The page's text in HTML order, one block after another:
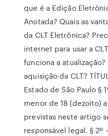
que é a Edição
Anotada? Quais as
da CLT Eletrônica?
internet para usar a
funciona a
aquisição da CLT?
Estado de São Paulo §
menor de 18 (dezoito)
previstas neste artigo
responsável legal. § 2º